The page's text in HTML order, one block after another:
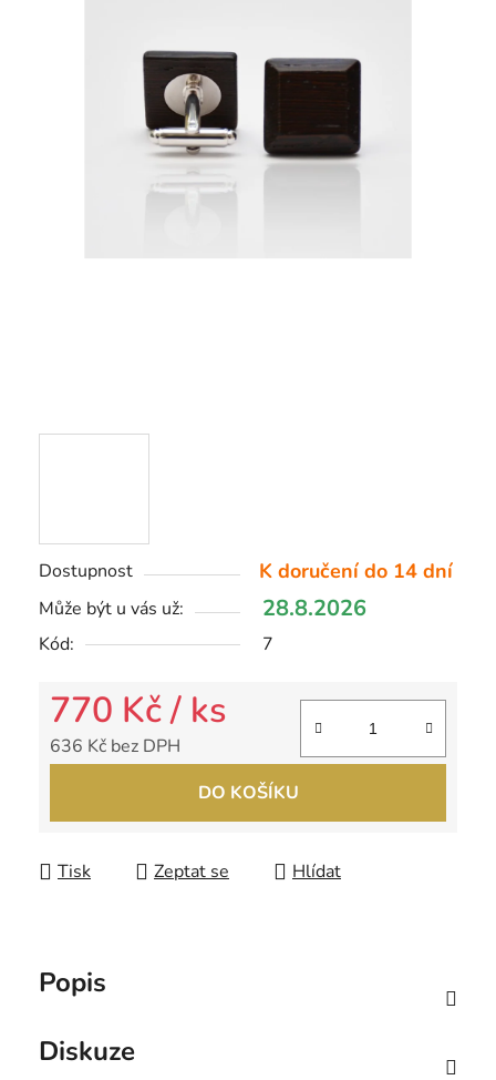
Dostupnost K doručení do 14 dní
Může být u vás už: 28.8.2026
Kód: 7
770 Kč/ ks
636 Kč bez DPH
DO KOŠÍKU
Tisk Zeptat se Hlídat
Popis
Diskuze